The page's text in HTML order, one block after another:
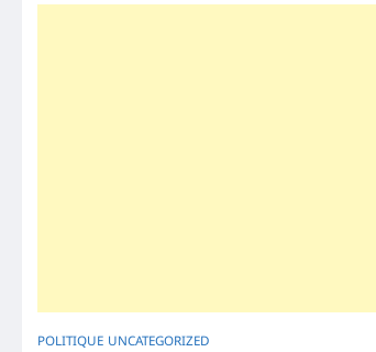
POLITIQUE UNCATEGORIZED